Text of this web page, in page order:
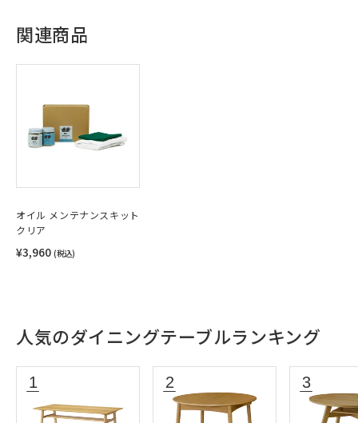
関連商品
オイル メンテナンスキット
クリア
¥3,960 (税込)
人気のダイニングテーブルランキング